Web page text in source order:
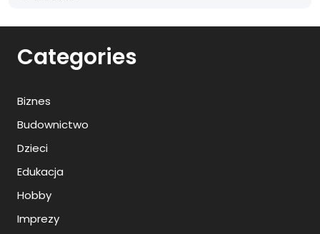
Categories
Biznes
Budownictwo
Dzieci
Edukacja
Hobby
Imprezy